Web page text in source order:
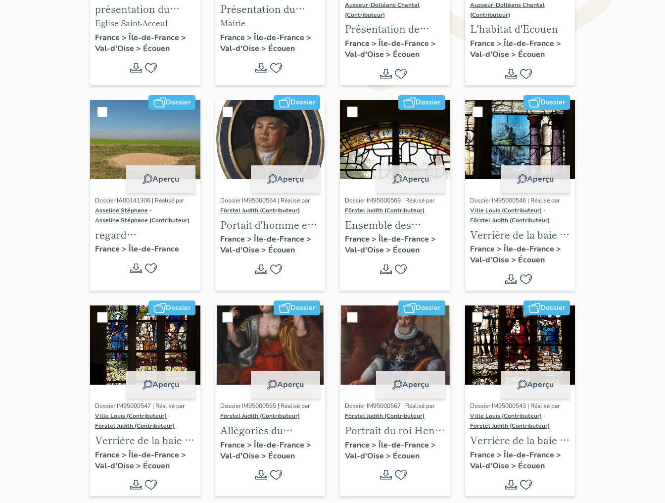
présentation du
mobilier de l'église
d'Ecouen
Eglise Saint-Acceul
France > Île-de-France >
Val-d'Oise > Écouen
Présentation du
mobilier de la mairie
d'Ecouen
Mairie
France > Île-de-France >
Val-d'Oise > Écouen
Ausseur-Dolléans Chantal
(Contributeur)
Présentation de
l'étude d'Ecouen
France > Île-de-France >
Val-d'Oise > Écouen
Ausseur-Dolléans Chantal
(Contributeur)
L'habitat d'Ecouen
France > Île-de-France >
Val-d'Oise > Écouen
Dossier
Aperçu
Dossier IA00141306 | Réalisé par
Asseline Stéphane -
Asseline Stéphane (Contributeur)
regard
photographique sur
les paysages de la
Plaine de France.
France > Île-de-France
Dossier
Aperçu
Dossier IM95000564 | Réalisé par
Förstel Judith (Contributeur)
Portait d'homme en
médaillon ovale.
France > Île-de-France >
Val-d'Oise > Écouen
Dossier
Aperçu
Dossier IM95000569 | Réalisé par
Förstel Judith (Contributeur)
Ensemble des
verrières du XVIIIe
siècle
France > Île-de-France >
Val-d'Oise > Écouen
Dossier
Aperçu
Dossier IM95000546 | Réalisé par
Ville Louis (Contributeur) -
Förstel Judith (Contributeur)
Verrière de la baie 7 :
Dormition et
Assomption de la
France > Île-de-France >
Val-d'Oise > Écouen
Dossier
Aperçu
Dossier IM95000547 | Réalisé par
Ville Louis (Contributeur) -
Förstel Judith (Contributeur)
Verrière de la baie 8 :
Vierge de douleur,
avec la donatrice
Antoinette de la
Marck et ses filles
France > Île-de-France >
Val-d'Oise > Écouen
Dossier
Aperçu
Dossier IM95000565 | Réalisé par
Förstel Judith (Contributeur)
Allégories du
Toucher et de la
Vue.
France > Île-de-France >
Val-d'Oise > Écouen
Dossier
Aperçu
Dossier IM95000567 | Réalisé par
Förstel Judith (Contributeur)
Portrait du roi Henri
IV
France > Île-de-France >
Val-d'Oise > Écouen
Dossier
Aperçu
Dossier IM95000543 | Réalisé par
Ville Louis (Contributeur) -
Förstel Judith (Contributeur)
Verrière de la baie 4 :
le Péché Originel et
le Bon Pasteur, avec
donateur (Odet de
Coligny)
France > Île-de-France >
Val-d'Oise > Écouen